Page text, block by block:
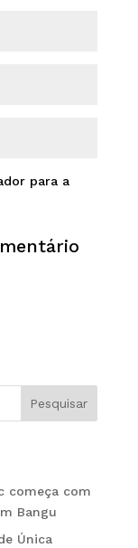
para a
Pesquisar
começa com
Bangu
Única